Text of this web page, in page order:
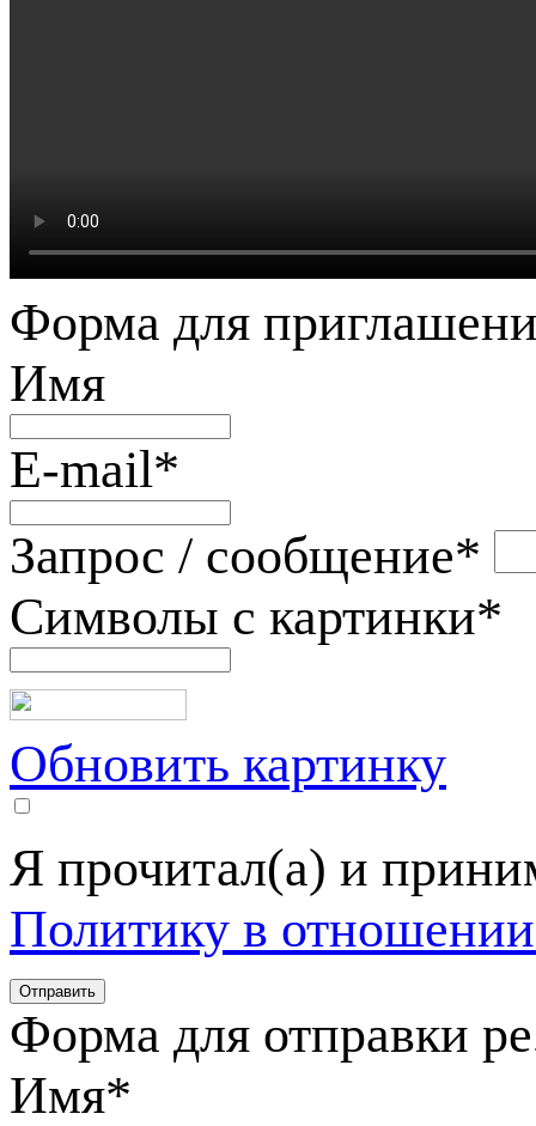
Форма для
Имя
E-mail*
Запрос / сообщение*
Символы с картинки*
Обновить картинку
Я прочитал(а) и
Политику в
Форма для отправки
Имя*